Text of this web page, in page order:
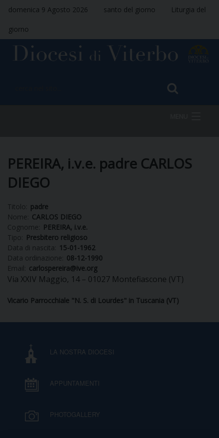
domenica 9 Agosto 2026 santo del giorno Liturgia del
giorno
DIOCESI
CURIA
CLERO
PARROCCHIE
PEREIRA, i.v.e. padre CARLOS
DIEGO
Titolo: padre
Nome: CARLOS DIEGO
Cognome:
PEREIRA, i.v.e.
Tipo:
Presbitero religioso
Data di nascita:
15-01-1962
Data ordinazione: 08-12-1990
Email: carlospereira@ive.org
Via XXIV Maggio, 14 – 01027 Montefiascone (VT)
Vicario Parrocchiale "N. S. di Lourdes" in Tuscania (VT)
LA NOSTRA DIOCESI
APPUNTAMENTI
PHOTOGALLERY